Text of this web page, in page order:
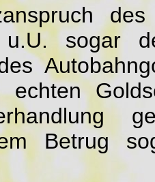
sogar
echten
Betrug